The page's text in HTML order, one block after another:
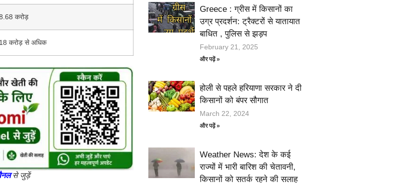
करोड़
करोड़ से अधिक
से जुड़ें
Greece : ग्रीस में किसानों का
उग्र प्रदर्शन: ट्रैक्टरों से यातायात
बाधित , पुलिस से झड़प
February 21, 2025
और पढ़ें »
होली से पहले हरियाणा सरकार ने दी
किसानों को बंपर सौगात
March 22, 2024
और पढ़ें »
Weather News: देश के कई
राज्यों में भारी बारिश की चेतावनी,
किसानों को सतर्क रहने की सलाह